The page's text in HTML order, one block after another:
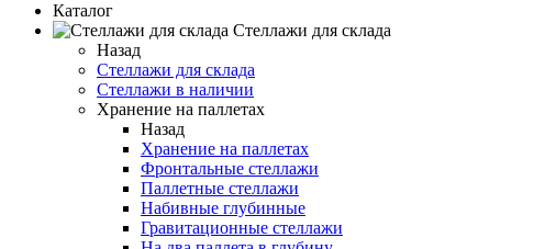
Каталог
Cтеллажи для склада
Назад
Cтеллажи для склада
Стеллажи в наличии
Хранение на паллетах
Назад
Хранение на паллетах
Фронтальные стеллажи
Паллетные стеллажи
Набивные глубинные
Гравитационные стеллажи